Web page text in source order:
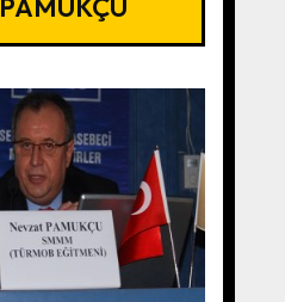
PAMUKÇU